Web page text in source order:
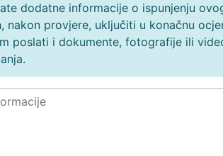
dodatne informacije o ispunjenju
nakon provjere, uključiti u konačnu
poslati i dokumente, fotografije ili